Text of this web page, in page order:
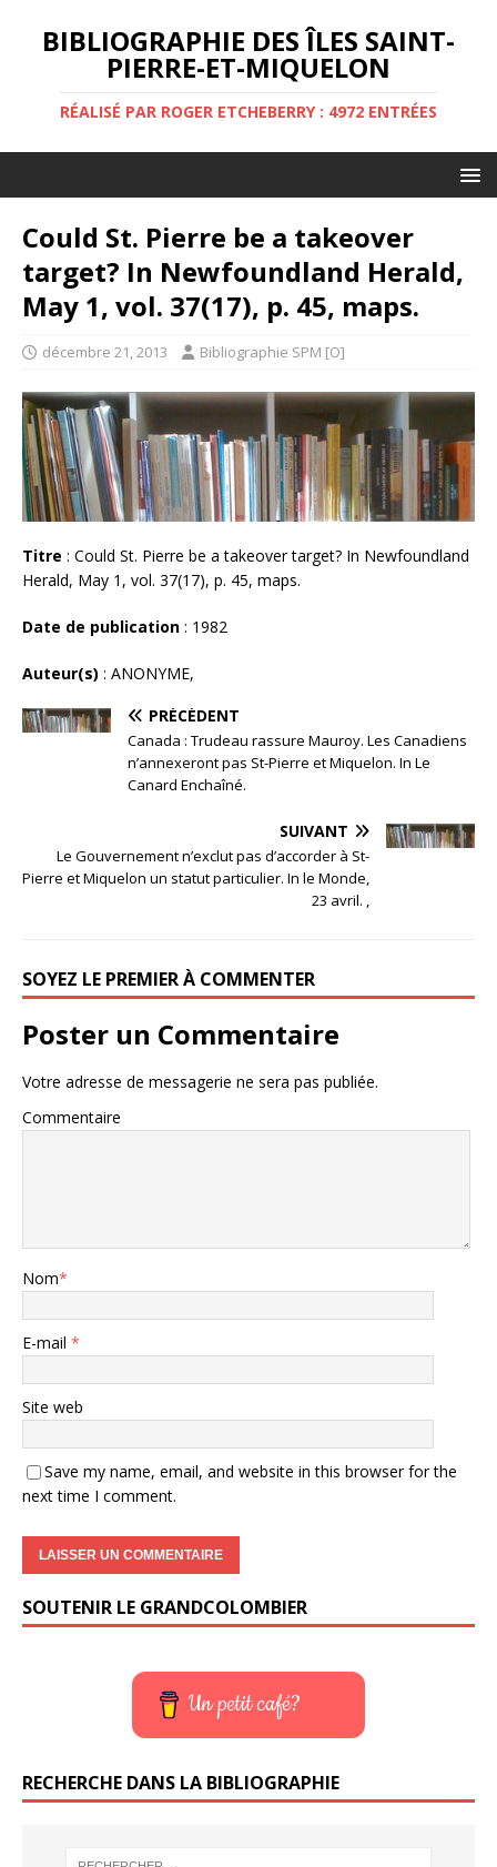
BIBLIOGRAPHIE DES ÎLES SAINT-
PIERRE-ET-MIQUELON
RÉALISÉ PAR ROGER ETCHEBERRY : 4972 ENTRÉES
Could St. Pierre be a takeover
target? In Newfoundland Herald,
May 1, vol. 37(17), p. 45, maps.
décembre 21, 2013 Bibliographie SPM [O]
Titre : Could St. Pierre be a takeover target? In Newfoundland
Herald, May 1, vol. 37(17), p. 45, maps.
Date de publication : 1982
Auteur(s) : ANONYME,
PRÉCÉDENT
Canada : Trudeau rassure Mauroy. Les Canadiens
n’annexeront pas St-Pierre et Miquelon. In Le
Canard Enchaîné.
SUIVANT
Le Gouvernement n’exclut pas d’accorder à St-
Pierre et Miquelon un statut particulier. In le Monde,
23 avril. ,
SOYEZ LE PREMIER À COMMENTER
Poster un Commentaire
Votre adresse de messagerie ne sera pas publiée.
Commentaire
Nom*
E-mail *
Site web
Save my name, email, and website in this browser for the
next time I comment.
SOUTENIR LE GRANDCOLOMBIER
Un petit café?
RECHERCHE DANS LA BIBLIOGRAPHIE